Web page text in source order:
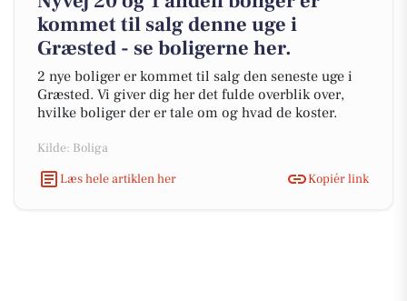
kommet til salg denne uge i
Græsted - se boligerne her.
2 nye boliger er kommet til salg den seneste uge i
Græsted. Vi giver dig her det fulde overblik over,
hvilke boliger der er tale om og hvad de koster.
Kilde: Boliga
Læs hele artiklen her
Kopiér link